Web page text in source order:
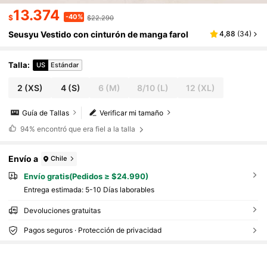
$13.374 -40% $22.290
Seusyu Vestido con cinturón de manga farol 4,88 (34)
Talla: US Estándar
2 (XS) 4(S) 6 (M) 8/10 (L) 12 (XL)
Verificar mi tamaño
Guía de Tallas
94% encontró que era fiel a la talla
Envío a Chile
Envío gratis(Pedidos ≥ $24.990)
Entrega estimada: 5-10 Días laborables
Devoluciones gratuitas
Pagos seguros · Protección de privacidad